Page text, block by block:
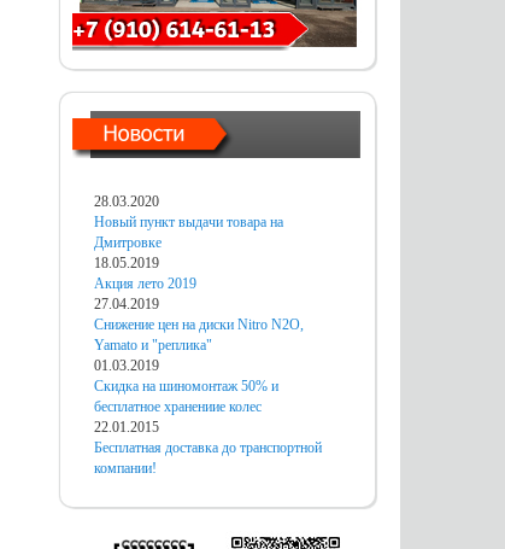
28.03.2020
Новый пункт выдачи товара на
Дмитровке
18.05.2019
Акция лето 2019
27.04.2019
Снижение цен на диски Nitro N2O,
Yamato и "реплика"
01.03.2019
Скидка на шиномонтаж 50% и
бесплатное хранениие колес
22.01.2015
Бесплатная доставка до транспортной
компании!